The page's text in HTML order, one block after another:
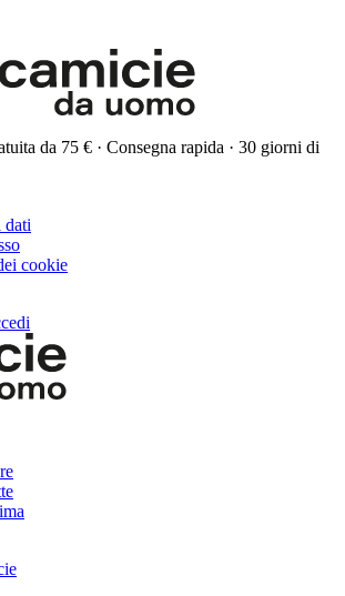
da 75 € · Consegna rapida · 30 giorni di
dati
cookie